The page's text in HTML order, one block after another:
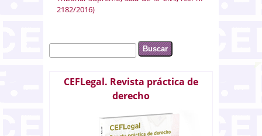
2182/2016)
Formulario de búsqueda
Buscar
CEFLegal. Revista práctica de
derecho